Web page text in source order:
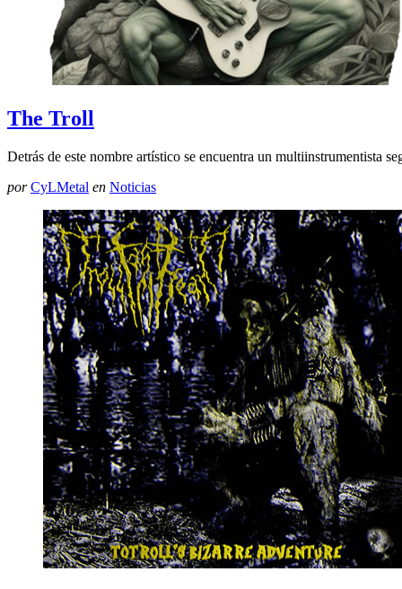
The Troll
Detrás de este nombre artístico se encuentra un multiinstrumentista
por CyLMetal en Noticias